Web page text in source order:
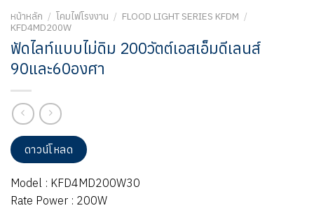
หน้าหลัก / โคมไฟโรงงาน / FLOOD LIGHT SERIES KFDM /
KFD4MD200W
ฟัดไลท์แบบไม่ดิม 200วัตต์เอสเอ็มดีเลนส์
90และ60องศา
ดาวน์โหลด
Model : KFD4MD200W30
Rate Power : 200W